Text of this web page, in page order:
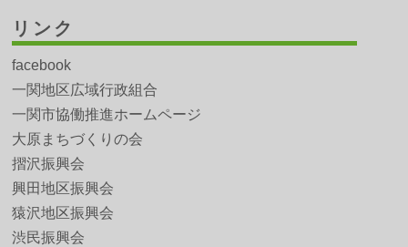
リンク
facebook
一関地区広域行政組合
一関市協働推進ホームページ
大原まちづくりの会
摺沢振興会
興田地区振興会
猿沢地区振興会
渋民振興会